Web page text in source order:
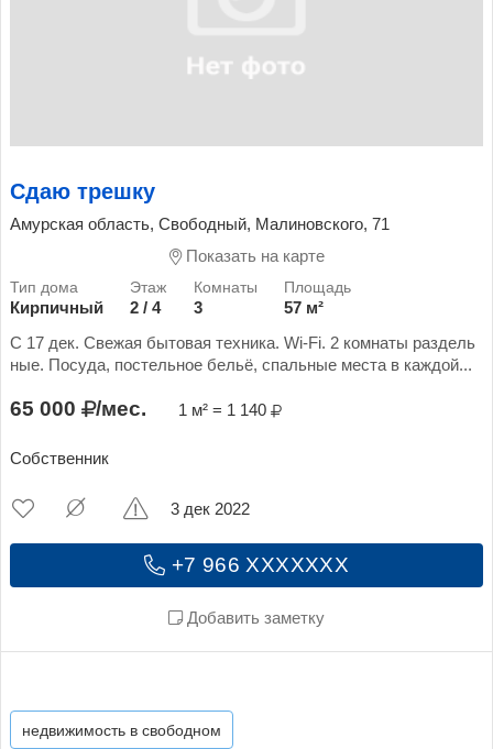
Сдаю трешку
Амурская область, Свободный, Малиновского, 71
Показать на карте
Кирпичный 2 / 4 3
57 м²
С 17 дек. Свежая бытовая техника. Wi-Fi. 2 комнаты раздель
ные. Посуда, постельное бельё, спальные места в каждой...
65 000 /мес. 1 м² = 1 140
Собственник
+7 966 XXXXXXX
Добавить заметку
3 дек 2022
недвижимость в свободном